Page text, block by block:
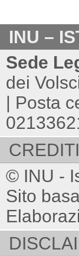
INU –
Sede
dei
| Posta
CREDITI
© INU -
Sito